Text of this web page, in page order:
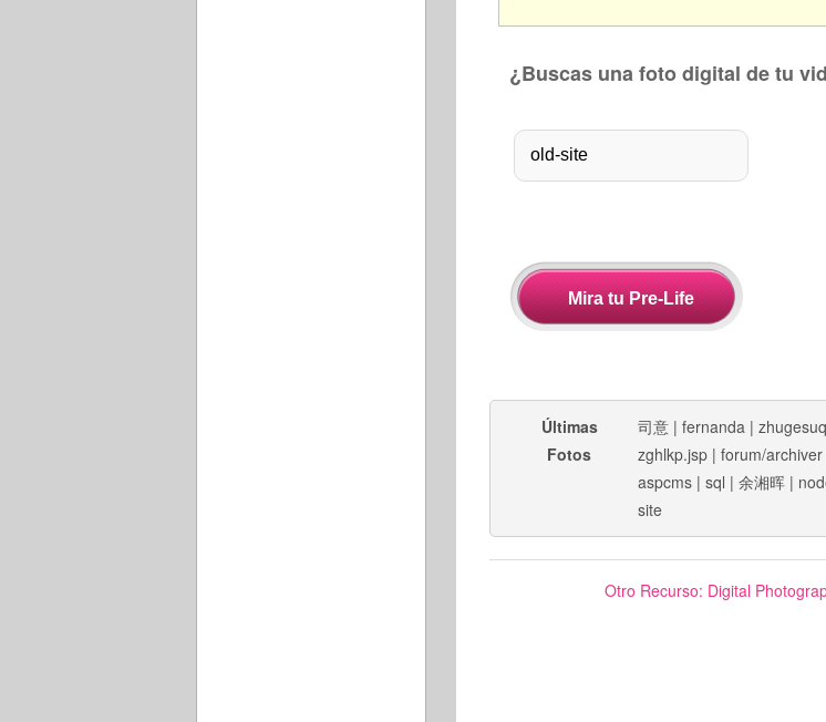
¿Buscas una foto digital de tu
Últimas
Fotos
司意 | fernanda |
zghlkp.jsp | forum/archiver
aspcms | sql | 余湘晖 |
site
Otro Recurso: Digital